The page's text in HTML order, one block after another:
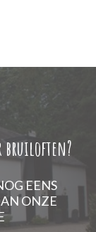
bruiloften?
EENS
ONZE